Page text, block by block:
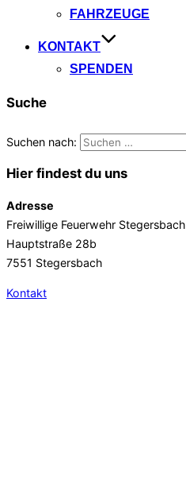
FAHRZEUGE
KONTAKT
SPENDEN
Suche
Suchen nach:
Hier findest du uns
Adresse
Freiwillige Feuerwehr Stegersbach
Hauptstraße 28b
7551 Stegersbach
Kontakt